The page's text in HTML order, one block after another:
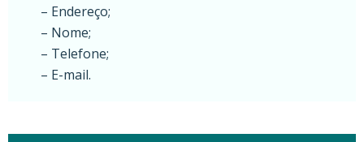
– Endereço;
– Nome;
– Telefone;
– E-mail.